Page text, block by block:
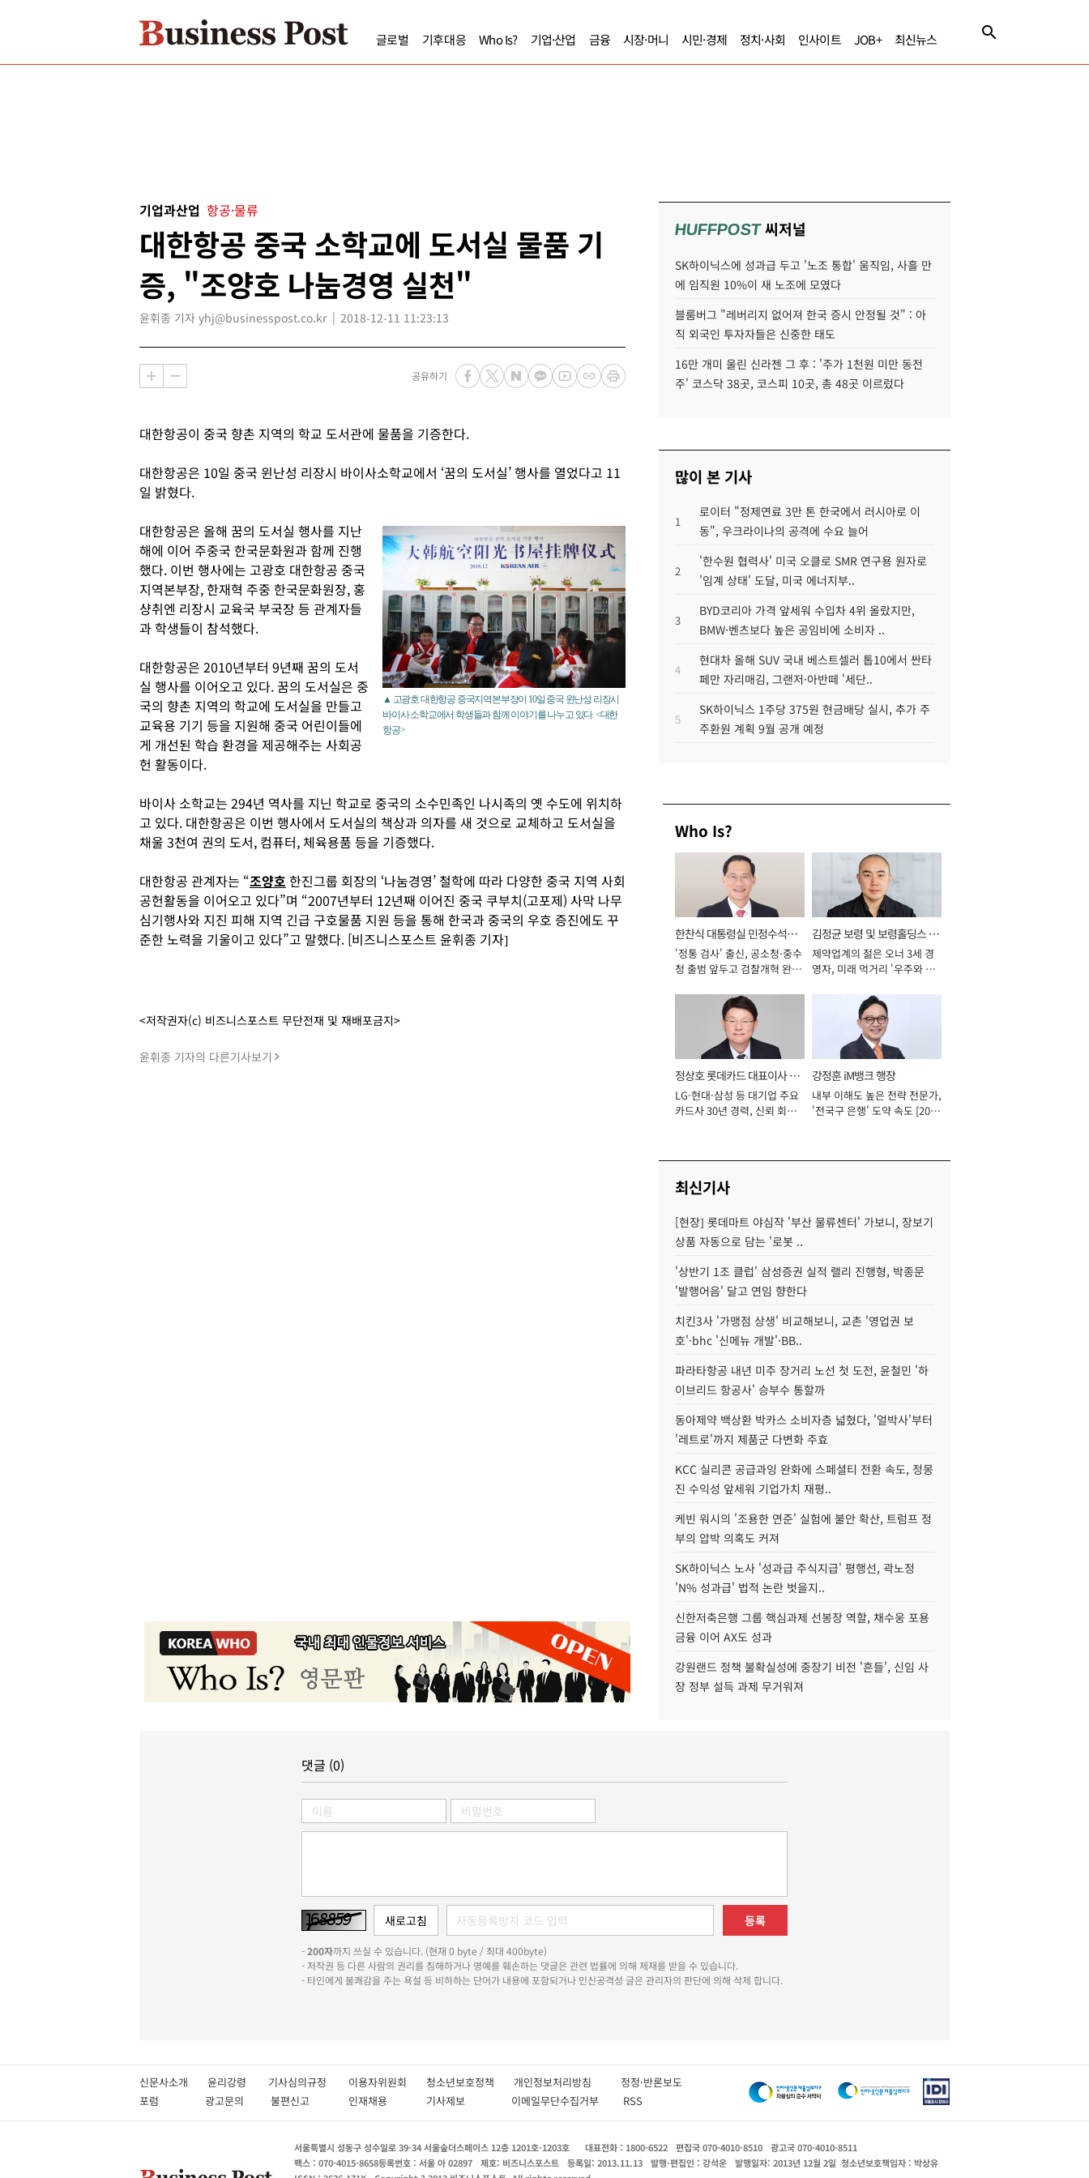
글로벌 기후대응 Who Is? 기업·산업 금융 시장·머니 시민·경제 정치·사회 인사이트 JOB+ 최신뉴스
기업과산업 항공·물류
대한항공 중국 소학교에 도서실 물품 기
증, "조양호 나눔경영 실천"
윤휘종 기자 yhj@businesspost.co.kr 2018-12-11 11:23:13
공유하기
대한항공이 중국 향촌 지역의 학교 도서관에 물품을 기증한다.
대한항공은 10일 중국 윈난성 리장시 바이사소학교에서 ‘꿈의 도서실’ 행사를 열었다고 11
일 밝혔다.
▲ 고광호 대한항공 중국지역본부장이 10일 중국 윈난성 리장시
바이사 소학교에서 학생들과 함께 이야기를 나누고 있다. <대한
항공>
대한항공은 올해 꿈의 도서실 행사를 지난
해에 이어 주중국 한국문화원과 함께 진행
했다. 이번 행사에는 고광호 대한항공 중국
지역본부장, 한재혁 주중 한국문화원장, 홍
샹취엔 리장시 교육국 부국장 등 관계자들
과 학생들이 참석했다.
대한항공은 2010년부터 9년째 꿈의 도서
실 행사를 이어오고 있다. 꿈의 도서실은 중
국의 향촌 지역의 학교에 도서실을 만들고
교육용 기기 등을 지원해 중국 어린이들에
게 개선된 학습 환경을 제공해주는 사회공
헌 활동이다.
바이사 소학교는 294년 역사를 지닌 학교로 중국의 소수민족인 나시족의 옛 수도에 위치하
고 있다. 대한항공은 이번 행사에서 도서실의 책상과 의자를 새 것으로 교체하고 도서실을
채울 3천여 권의 도서, 컴퓨터, 체육용품 등을 기증했다.
대한항공 관계자는 “조양호 한진그룹 회장의 ‘나눔경영’ 철학에 따라 다양한 중국 지역 사회
공헌활동을 이어오고 있다”며 “2007년부터 12년째 이어진 중국 쿠부치(고포제) 사막 나무
심기행사와 지진 피해 지역 긴급 구호물품 지원 등을 통해 한국과 중국의 우호 증진에도 꾸
준한 노력을 기울이고 있다”고 말했다. [비즈니스포스트 윤휘종 기자]
<저작권자(c) 비즈니스포스트 무단전재 및 재배포금지>
윤휘종 기자의 다른기사보기
HUFFPOST씨저널
SK하이닉스에 성과급 두고 '노조 통합' 움직임, 사흘 만
에 임직원 10%이 새 노조에 모였다
블룸버그 "레버리지 없어져 한국 증시 안정될 것" : 아
직 외국인 투자자들은 신중한 태도
16만 개미 울린 신라젠 그 후 : '주가 1천원 미만 동전
주' 코스닥 38곳, 코스피 10곳, 총 48곳 이르렀다
많이 본 기사
1
로이터 "정제연료 3만 톤 한국에서 러시아로 이
동", 우크라이나의 공격에 수요 늘어
2
'한수원 협력사' 미국 오클로 SMR 연구용 원자로
'임계 상태' 도달, 미국 에너지부..
3
BYD코리아 가격 앞세워 수입차 4위 올랐지만,
BMW·벤츠보다 높은 공임비에 소비자 ..
4
현대차 올해 SUV 국내 베스트셀러 톱10에서 싼타
페만 자리매김, 그랜저·아반떼 '세단..
5
SK하이닉스 1주당 375원 현금배당 실시, 추가 주
주환원 계획 9월 공개 예정
Who Is?
한찬식 대통령실 민정수석비
서관
'정통 검사' 출신, 공소청·중수
청 출범 앞두고 검찰개혁 완수
김정균 보령 및 보령홀딩스 대
표이사 사장
제약업계의 젊은 오너 3세 경
영자, 미래 먹거리 '우주와 헬
정상호 롯데카드 대표이사 사
장
LG·현대·삼성 등 대기업 주요
카드사 30년 경력, 신뢰 회복
강정훈 iM뱅크 행장
내부 이해도 높은 전략 전문가,
'전국구 은행' 도약 속도 [2026
최신기사
[현장] 롯데마트 야심작 '부산 물류센터' 가보니, 장보기
상품 자동으로 담는 '로봇 ..
'상반기 1조 클럽' 삼성증권 실적 랠리 진행형, 박종문
'발행어음' 달고 연임 향한다
치킨3사 '가맹점 상생' 비교해보니, 교촌 '영업권 보
호'·bhc '신메뉴 개발'·BB..
파라타항공 내년 미주 장거리 노선 첫 도전, 윤철민 '하
이브리드 항공사' 승부수 통할까
동아제약 백상환 박카스 소비자층 넓혔다, '얼박사'부터
'레트로'까지 제품군 다변화 주효
KCC 실리콘 공급과잉 완화에 스페셜티 전환 속도, 정몽
진 수익성 앞세워 기업가치 재평..
케빈 워시의 '조용한 연준' 실험에 불안 확산, 트럼프 정
부의 압박 의혹도 커져
SK하이닉스 노사 '성과급 주식지급' 평행선, 곽노정
'N% 성과급' 법적 논란 벗을지..
신한저축은행 그룹 핵심과제 선봉장 역할, 채수웅 포용
금융 이어 AX도 성과
강원랜드 정책 불확실성에 중장기 비전 '흔들', 신임 사
장 정부 설득 과제 무거워져
댓글 (0)
등록
-200자까지 쓰실 수 있습니다. (현재 0 byte / 최대 400byte)
- 저작권 등 다른 사람의 권리를 침해하거나 명예를 훼손하는 댓글은 관련 법률에 의해 제재를 받을 수 있습니다.
- 타인에게 불쾌감을 주는 욕설 등 비하하는 단어가 내용에 포함되거나 인신공격성 글은 관리자의 판단에 의해 삭제 합니다.
신문사소개 윤리강령 기사심의규정 이용자위원회 청소년보호정책 개인정보처리방침 정정·반론보도
포럼
광고문의 불편신고 인재채용 기사제보 이메일무단수집거부 RSS
서울특별시 성동구 성수일로 39-34 서울숲더스페이스 12층 1201호-1203호 대표전화 : 1800-6522 편집국 070-4010-8510
광고국 070-4010-8511
팩스 : 070-4015-8658등록번호 : 서울 아 02897 제호: 비즈니스포스트 등록일: 2013.11.13 발행·편집인 : 강석운 발행일자: 2013년 12월 2일 청소년보호책임자 : 박상유